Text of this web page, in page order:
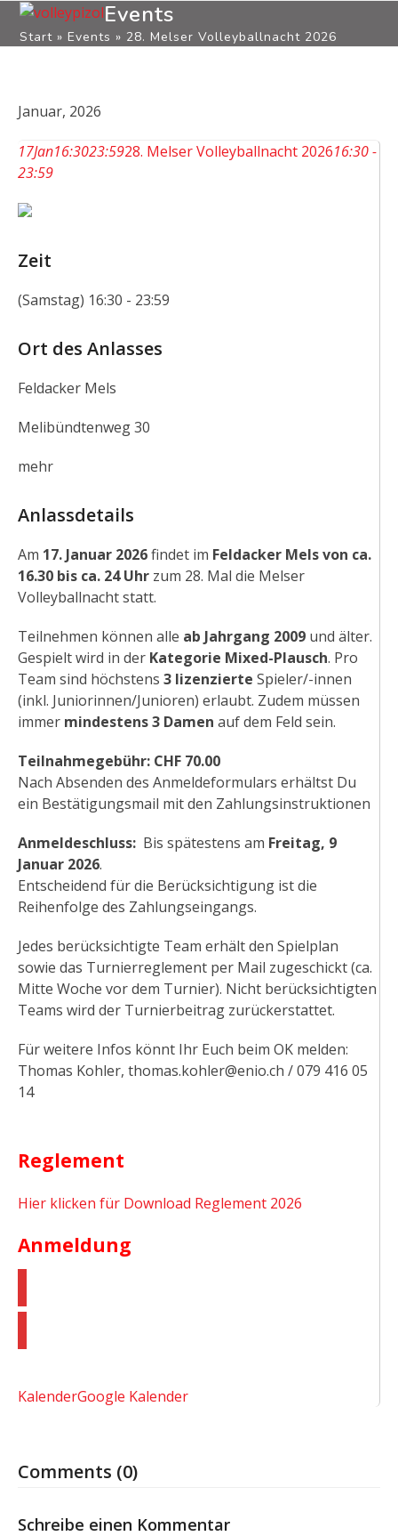
Skip
content
Open
mobile
Close
mobile
Events
Start » Events » 28. Melser Volleyballnacht 2026
Januar, 2026
17Jan16:3023:5928. Melser Volleyballnacht 202616:30 -
23:59
Zeit
(Samstag) 16:30 - 23:59
Ort des Anlasses
Feldacker Mels
Melibündtenweg 30
mehr
Anlassdetails
Am 17. Januar 2026findet im Feldacker Mels von ca.
16.30 bis ca. 24 Uhr zum 28. Mal die Melser
Volleyballnacht statt.
Teilnehmen können alle ab Jahrgang 2009 und älter.
Gespielt wird in der Kategorie Mixed-Plausch. Pro
Team sind höchstens 3 lizenzierte Spieler/-innen
(inkl. Juniorinnen/Junioren) erlaubt. Zudem müssen
immer mindestens 3 Damen auf dem Feld sein.
Teilnahmegebühr: CHF 70.00
Nach Absenden des Anmeldeformulars erhältst Du
ein Bestätigungsmail mit den Zahlungsinstruktionen
Anmeldeschluss: Bis spätestens am Freitag, 9
Januar 2026.
Entscheidend für die Berücksichtigung ist die
Reihenfolge des Zahlungseingangs.
Jedes berücksichtigte Team erhält den Spielplan
sowie das Turnierreglement per Mail zugeschickt (ca.
Mitte Woche vor dem Turnier). Nicht berücksichtigten
Teams wird der Turnierbeitrag zurückerstattet.
Für weitere Infos könnt Ihr Euch beim OK melden:
Thomas Kohler, thomas.kohler@enio.ch / 079 416 05
14
Reglement
Hier klicken für Download Reglement 2026
Anmeldung
KalenderGoogle Kalender
Comments (0)
Schreibe einen Kommentar